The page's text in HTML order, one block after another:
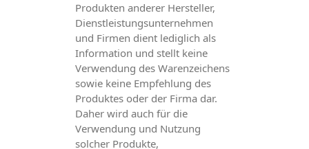
Produkten anderer Hersteller,
Dienstleistungsunternehmen
und Firmen dient lediglich als
Information und stellt keine
Verwendung des Warenzeichens
sowie keine Empfehlung des
Produktes oder der Firma dar.
Daher wird auch für die
Verwendung und Nutzung
solcher Produkte,